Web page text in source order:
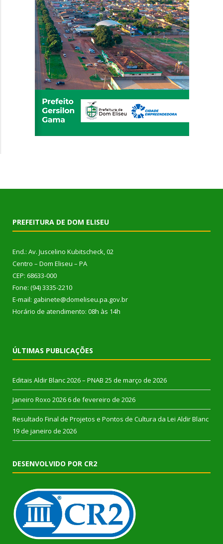
PREFEITURA DE DOM ELISEU
End.: Av. Juscelino Kubitscheck, 02
Centro – Dom Eliseu – PA
CEP: 68633-000
Fone: (94) 3335-2210
E-mail: gabinete@domeliseu.pa.gov.br
Horário de atendimento: 08h às 14h
ÚLTIMAS PUBLICAÇÕES
Editais Aldir Blanc 2026 – PNAB 25 de março de 2026
Janeiro Roxo 2026 6 de fevereiro de 2026
Resultado Final de Projetos e Pontos de Cultura da Lei Aldir Blanc
19 de janeiro de 2026
DESENVOLVIDO POR CR2